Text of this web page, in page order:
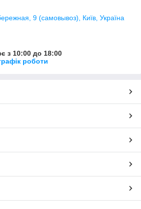
9 (самовывоз), Київ, Україна
з 10:00 до 18:00
роботи